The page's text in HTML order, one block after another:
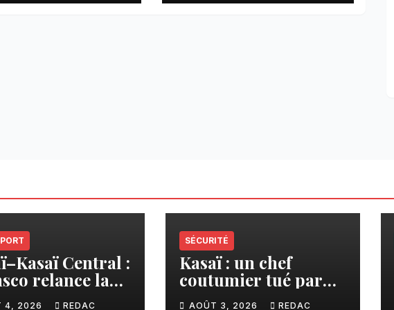
vers des lieux
Central :
relance la
Tshikapa–
4, 2026 REDAC
SÉCURITÉ
Kasaï : un chef
coutumier tué par
balle par un policier
AOÛT 3, 2026 REDAC